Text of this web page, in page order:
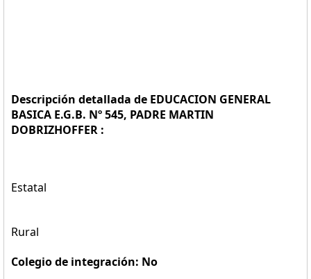
Descripción detallada de EDUCACION GENERAL
BASICA E.G.B. Nº 545, PADRE MARTIN
DOBRIZHOFFER :
Estatal
Rural
Colegio de integración: No